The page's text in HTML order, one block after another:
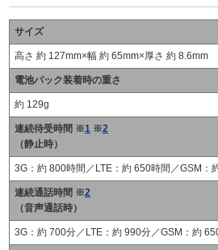
サイズ
高さ 約 127mm×幅 約 65mm×厚さ 約 8.6mm
電池パック装着時の重さ
約 129g
連続待受時間 ※1 ※2
（静止時）
3G：約 800時間／LTE：約 650時間／GSM：
連続通話時間 ※2
（音声通話時）
3G：約 700分／LTE：約 990分／GSM：約